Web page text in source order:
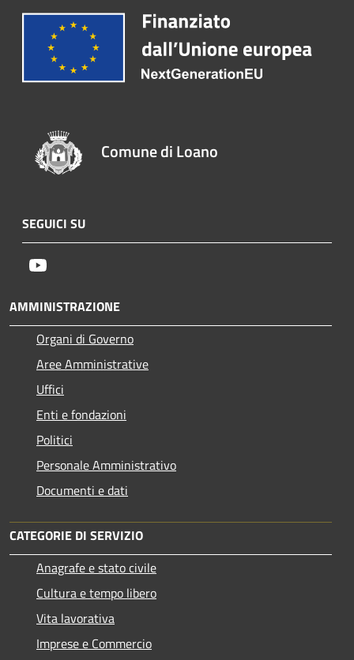
Comune di Loano
SEGUICI SU
AMMINISTRAZIONE
Organi di Governo
Aree Amministrative
Uffici
Enti e fondazioni
Politici
Personale Amministrativo
Documenti e dati
CATEGORIE DI SERVIZIO
Anagrafe e stato civile
Cultura e tempo libero
Vita lavorativa
Imprese e Commercio